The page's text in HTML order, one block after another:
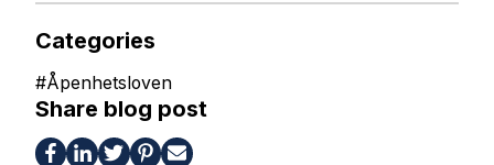
Categories
#Åpenhetsloven
Share blog post